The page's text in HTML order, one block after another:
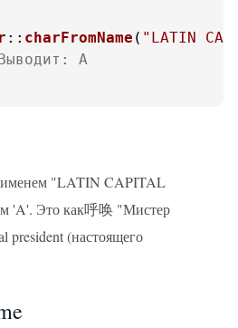
:: charFromName ( "LATIN
A
"LATIN CAPITAL
'A'. Это как呼唤 "Мистер
president (настоящего